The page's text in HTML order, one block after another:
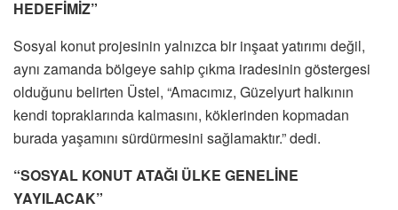
HEDEFİMİZ”
Sosyal konut projesinin yalnızca bir inşaat yatırımı değil,
aynı zamanda bölgeye sahip çıkma iradesinin göstergesi
olduğunu belirten Üstel, “Amacımız, Güzelyurt halkının
kendi topraklarında kalmasını, köklerinden kopmadan
burada yaşamını sürdürmesini sağlamaktır.” dedi.
“SOSYAL KONUT ATAĞI ÜLKE GENELİNE
YAYILACAK”